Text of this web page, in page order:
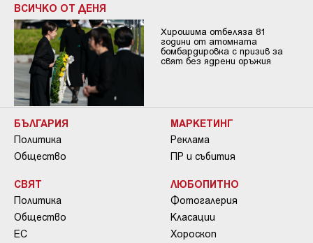
ВСИЧКО ОТ ДЕНЯ
Хирошима отбеляза 81
години от атомната
бомбардировка с призив за
свят без ядрени оръжия
БЪЛГАРИЯ
Политика
Общество
СВЯТ
Политика
Общество
ЕС
МАРКЕТИНГ
Реклама
ПР и събития
ЛЮБОПИТНО
Фотогалерия
Класации
Хороскоп